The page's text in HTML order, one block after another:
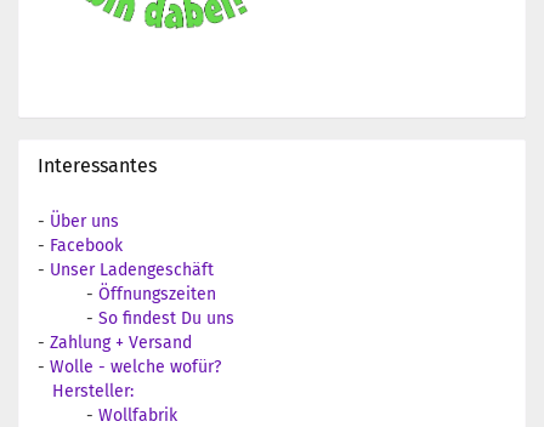
Interessantes
- Über uns
- Facebook
- Unser Ladengeschäft
- Öffnungszeiten
- So findest Du uns
- Zahlung + Versand
- Wolle - welche wofür?
Hersteller:
- Wollfabrik